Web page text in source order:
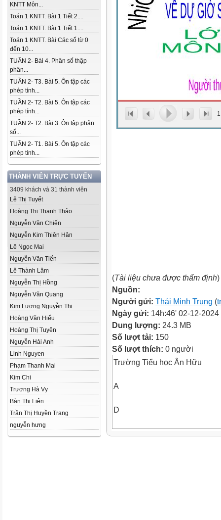
KNTT Môn...
Toán 1 KNTT. Bài 1 Tiết 2....
Toán 1 KNTT. Bài 1 Tiết 1....
Toán 1 KNTT. Bài Các số từ 0
đến 10...
TUẦN 2- Bài 4. Phân số thập
phân...
TUẦN 2- T3. Bài 5. Ôn tập các
phép tính...
TUẦN 2- T2. Bài 5. Ôn tập các
phép tính...
TUẦN 2- T2. Bài 3. Ôn tập phân
số...
TUẦN 2- T1. Bài 5. Ôn tập các
phép tính...
THÀNH VIÊN TRỰC TUYẾN
3409 khách và 31 thành viên
Lê Thị Tuyết
Hoàng Thị Thanh Thảo
Nguyễn Văn Chiến
Nguyễn Kim Thiên Hân
Lê Ngọc Mai
Nguyễn Văn Tiến
Lê Thành Lâm
Nguyễn Thị Hồng
Nguyễn Văn Quang
Kim Lượng Nguyễn Thị
Hoàng Văn Hiếu
Hoàng Thị Tuyên
Nguyễn Hải Anh
Linh Nguyen
Phạm Thanh Mai
Kim Chi
Trương Hà Vy
Bàn Thị Liên
Trần Thị Huyền Trang
nguyễn hưng
1
(Tài liệu chưa được thẩm định)
Nguồn:
Người gửi: Thái Minh Trung (
Ngày gửi: 14h:46' 02-12-2024
Dung lượng: 24.3 MB
Số lượt tải: 150
Số lượt thích: 0 người
Trường Tiểu học Ân Hữu
A
D